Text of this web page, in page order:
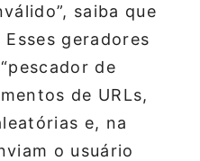
saiba que
geradores
de
de URLs,
e, na
o usuário